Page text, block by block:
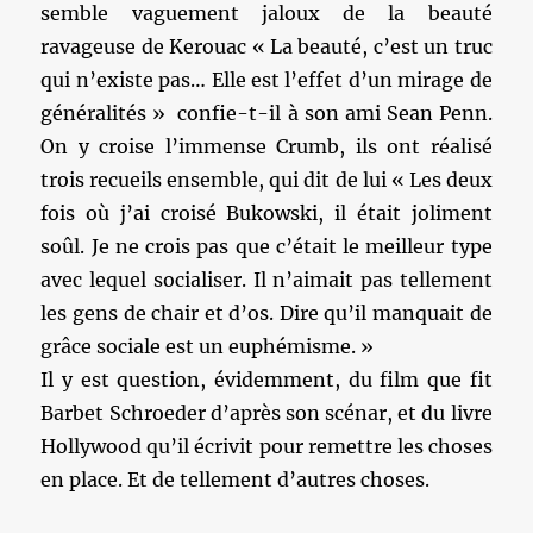
semble vaguement jaloux de la beauté
ravageuse de Kerouac « La beauté, c’est un truc
qui n’existe pas… Elle est l’effet d’un mirage de
généralités » confie-t-il à son ami Sean Penn.
On y croise l’immense Crumb, ils ont réalisé
trois recueils ensemble, qui dit de lui « Les deux
fois où j’ai croisé Bukowski, il était joliment
soûl. Je ne crois pas que c’était le meilleur type
avec lequel socialiser. Il n’aimait pas tellement
les gens de chair et d’os. Dire qu’il manquait de
grâce sociale est un euphémisme. »
Il y est question, évidemment, du film que fit
Barbet Schroeder d’après son scénar, et du livre
Hollywood qu’il écrivit pour remettre les choses
en place. Et de tellement d’autres choses.